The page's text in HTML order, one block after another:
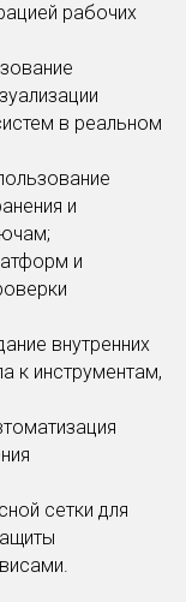
рабочих
в реальном
и
и
внутренних
к инструментам,
сетки для